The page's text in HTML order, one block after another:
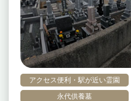
アクセス便利・駅が近い霊園
永代供養墓